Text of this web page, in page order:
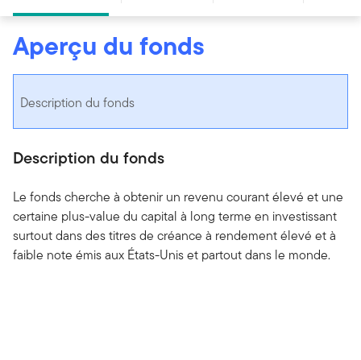
Aperçu du fonds
Description du fonds
Description du fonds
Le fonds cherche à obtenir un revenu courant élevé et une
certaine plus-value du capital à long terme en investissant
surtout dans des titres de créance à rendement élevé et à
faible note émis aux États-Unis et partout dans le monde.